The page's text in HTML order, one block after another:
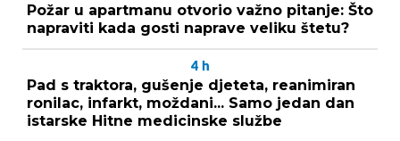
Požar u apartmanu otvorio važno pitanje: Što
napraviti kada gosti naprave veliku štetu?
4 h
Pad s traktora, gušenje djeteta, reanimiran
ronilac, infarkt, moždani... Samo jedan dan
istarske Hitne medicinske službe